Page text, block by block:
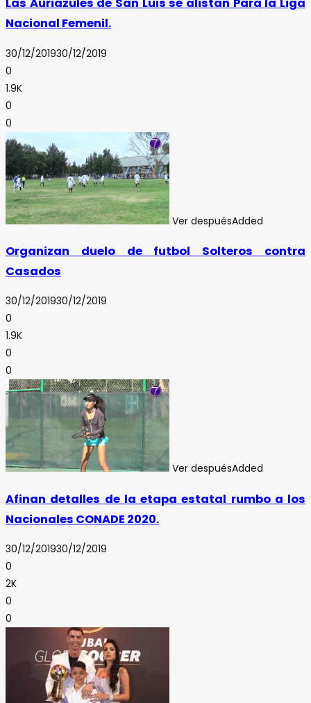
Las Auriazules de San Luis se alistan Para la Liga
Nacional Femenil.
30/12/201930/12/2019
0
1.9K
0
0
Ver despuésAdded
Organizan duelo de futbol Solteros contra
Casados
30/12/201930/12/2019
0
1.9K
0
0
Ver despuésAdded
Afinan detalles de la etapa estatal rumbo a los
Nacionales CONADE 2020.
30/12/201930/12/2019
0
2K
0
0